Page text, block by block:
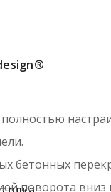
бетонных
поворота